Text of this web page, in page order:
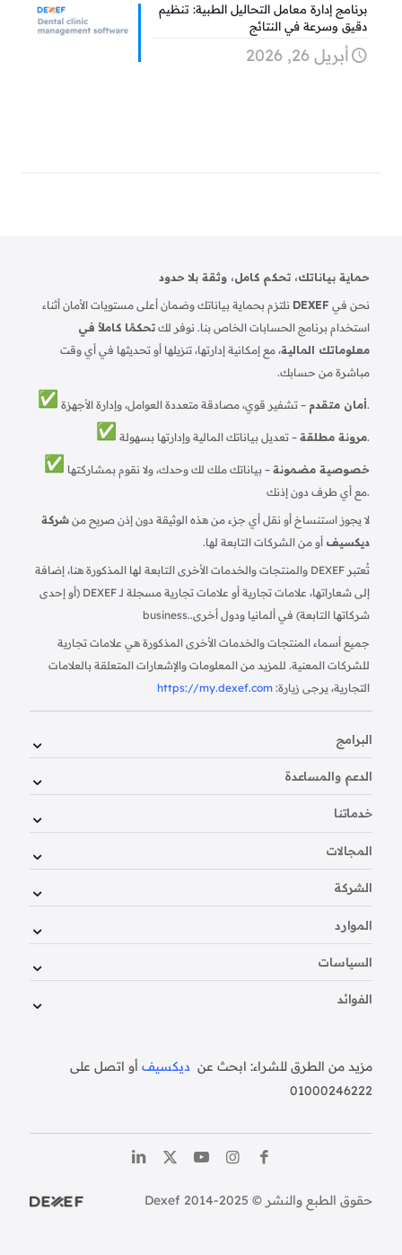
برنامج إدارة معامل التحاليل الطبية: تنظيم
دقيق وسرعة في النتائج
أبريل 26, 2026
حماية بياناتك، تحكم كامل، وثقة بلا حدود
نحن في DEXEF نلتزم بحماية بياناتك وضمان أعلى مستويات الأمان أثناء
استخدام برنامج الحسابات الخاص بنا. نوفر لك تحكمًا كاملاً في
معلوماتك المالية، مع إمكانية إدارتها، تنزيلها أو تحديثها في أي وقت
مباشرة من حسابك.
أمان متقدم– تشفير قوي، مصادقة متعددة العوامل، وإدارة الأجهزة.
مرونة مطلقة– تعديل بياناتك المالية وإدارتها بسهولة.
خصوصية مضمونة – بياناتك ملك لك وحدك، ولا نقوم بمشاركتها
مع أي طرف دون إذنك.
لا يجوز استنساخ أو نقل أي جزء من هذه الوثيقة دون إذن صريح من شركة
ديكسيف أو من الشركات التابعة لها.
تُعتبر DEXEF والمنتجات والخدمات الأخرى التابعة لها المذكورة هنا، إضافة
إلى شعاراتها، علامات تجارية أو علامات تجارية مسجلة لـ DEXEF (أو إحدى
شركاتها التابعة) في ألمانيا ودول أخرى.business.
جميع أسماء المنتجات والخدمات الأخرى المذكورة هي علامات تجارية
للشركات المعنية. للمزيد من المعلومات والإشعارات المتعلقة بالعلامات
التجارية، يرجى زيارة: https://my.dexef.com
البرامج
الدعم والمساعدة
خدماتنا
المجالات
الشركة
الموارد
السياسات
الفوائد
مزيد من الطرق للشراء: ابحث عن ديكسيف أو اتصل على
01000246222
حقوق الطبع والنشر © Dexef 2014-2025